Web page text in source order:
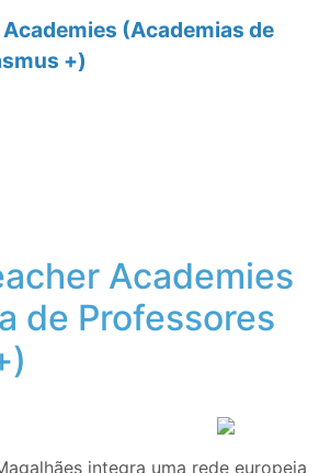
Academies (Academias de
+)
Academies
de Professores
integra uma rede europeia